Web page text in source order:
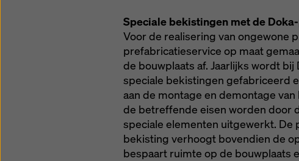
Speciale bekistingen met de
Voor de realisering van ongewone
prefabricatieservice op maat
de bouwplaats af. Jaarlijks wordt
speciale bekistingen gefabriceerd
aan de montage en demontage
de betreffende eisen worden door
speciale elementen uitgewerkt. De
bekisting verhoogt bovendien de
bespaart ruimte op de bouwplaats